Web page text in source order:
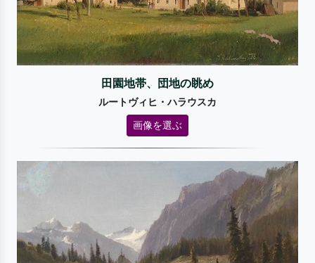
田園地帯、団地の眺め
ルートヴィヒ・ハラウスカ
画像を選ぶ